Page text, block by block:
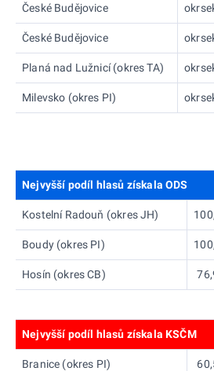
České Budějovice
České Budějovice
Planá nad Lužnicí (okres TA)
Milevsko (okres PI)
Nejvyšší podíl hlasů získala ODS
Kostelní Radouň (okres JH)
Boudy (okres PI)
Hosín (okres CB)
Nejvyšší podíl hlasů získala KSČM
Branice (okres PI)